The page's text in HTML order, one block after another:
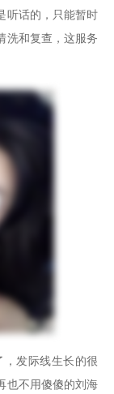
听话的，只能暂时
洗和复查，这服务
发际线生长的很
也不用傻傻的刘海